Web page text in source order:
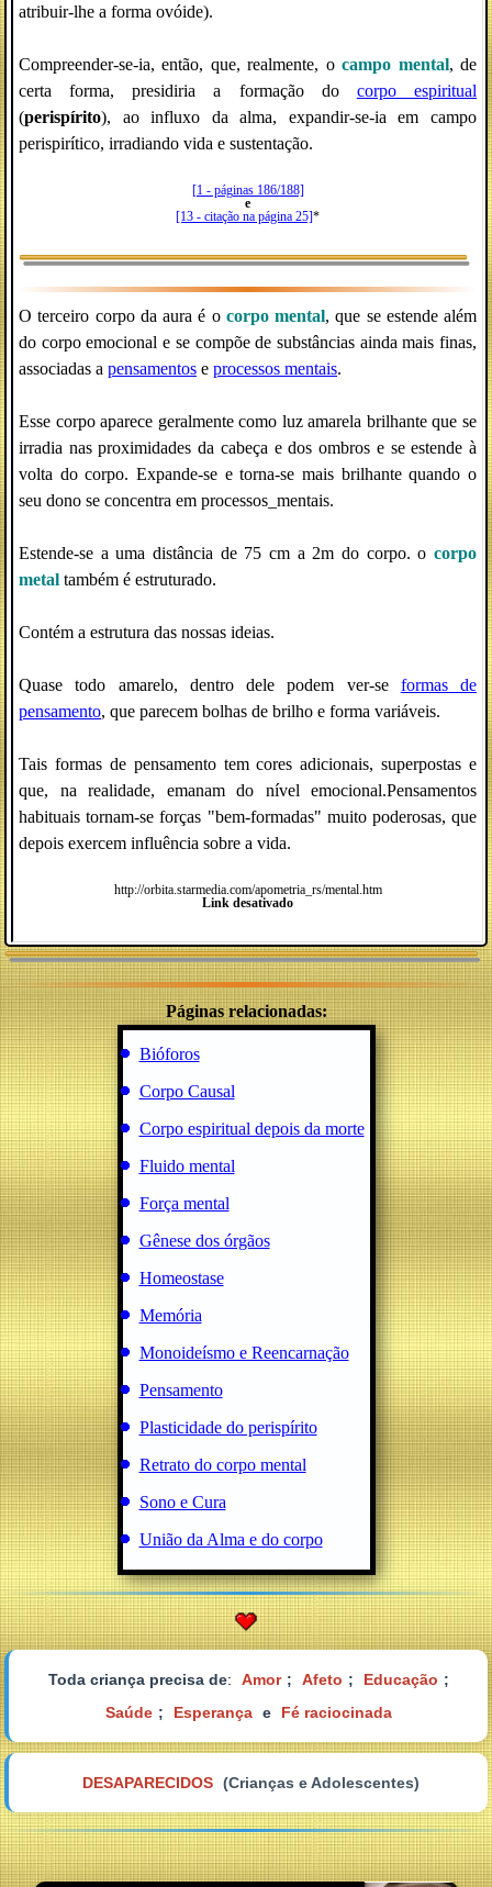
atribuir-lhe a forma ovóide).
Compreender-se-ia, então, que, realmente, ocampo mental, de
certa forma, presidiria a formação do corpo espiritual
(perispírito), ao influxo da alma, expandir-se-ia em campo
perispirítico, irradiando vida e sustentação.
[1 - páginas 186/188]
e
[13 - citação na página 25]*
O terceiro corpo da aura é o corpo mental, que se estende além
do corpo emocional e se compõe de substâncias ainda mais finas,
associadas a pensamentos e processos mentais.
Esse corpo aparece geralmente como luz amarela brilhante que se
irradia nas proximidades da cabeça e dos ombros e se estende à
volta do corpo. Expande-se e torna-se mais brilhante quando o
seu dono se concentra em processos_mentais.
Estende-se a uma distância de 75 cm a 2m do corpo. o corpo
metal também é estruturado.
Contém a estrutura das nossas ideias.
Quase todo amarelo, dentro dele podem ver-se formas de
pensamento, que parecem bolhas de brilho e forma variáveis.
Tais formas de pensamento tem cores adicionais, superpostas e
que, na realidade, emanam do nível emocional.Pensamentos
habituais tornam-se forças "bem-formadas" muito poderosas, que
depois exercem influência sobre a vida.
http://orbita.starmedia.com/apometria_rs/mental.htm
Link desativado
Páginas relacionadas:
Bióforos
Corpo Causal
Corpo espiritual depois da morte
Fluido mental
Força mental
Gênese dos órgãos
Homeostase
Memória
Monoideísmo e Reencarnação
Pensamento
Plasticidade do perispírito
Retrato do corpo mental
Sono e Cura
União da Alma e do corpo
Toda criança precisa de: Amor ; Afeto ; Educação ;
Saúde ; Esperança e Fé raciocinada
DESAPARECIDOS (Crianças e Adolescentes)